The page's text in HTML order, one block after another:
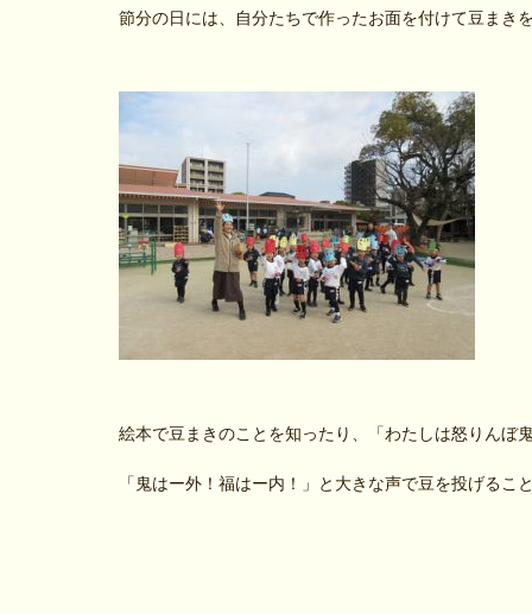
節分の日には、自分たちで作ったお面を付けて豆まき
絵本で豆まきのことを知ったり、「わたしは怒りんぼ
「鬼はー外！福はー内！」と大きな声で豆を投げるこ